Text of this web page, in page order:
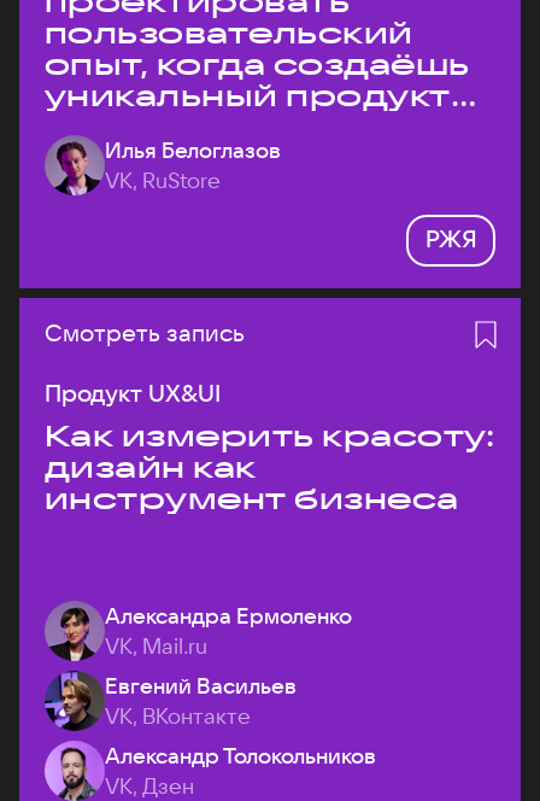
пользовательский
опыт, когда создаёшь
уникальный продукт
на рынке?
Илья Белоглазов
VK, RuStore
РЖЯ
Смотреть запись
Продукт UX&UI
Как измерить красоту:
дизайн как
инструмент бизнеса
Александра Ермоленко
VK, Mail.ru
Евгений Васильев
VK, ВКонтакте
Александр Толокольников
VK, Дзен